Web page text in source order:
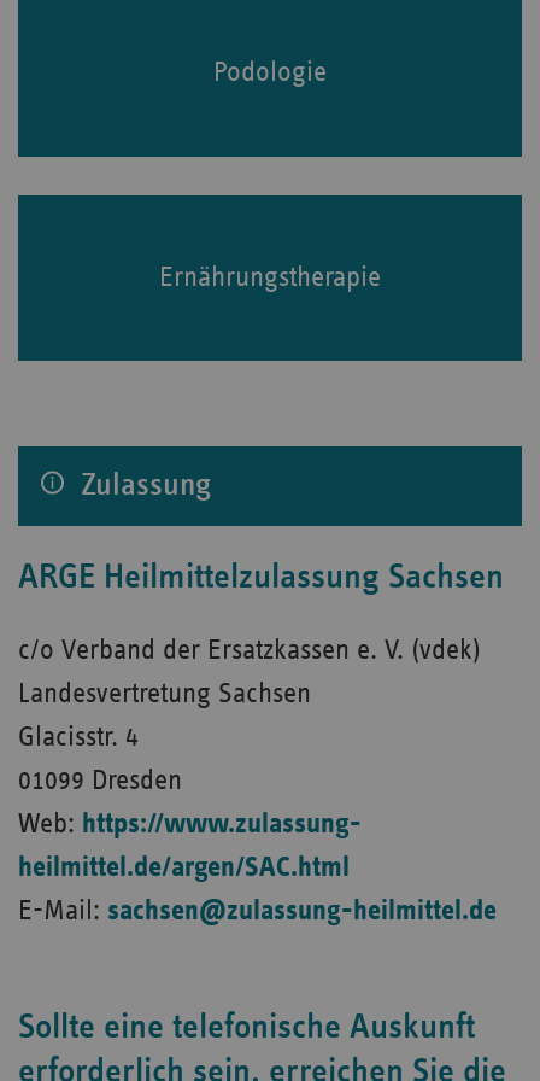
Podologie
Ernährungstherapie
Zulassung
ARGE Heilmittelzulassung Sachsen
c/o Verband der Ersatzkassen e. V. (vdek)
Landesvertretung Sachsen
Glacisstr. 4
01099 Dresden
Web: https://www.zulassung-
heilmittel.de/argen/SAC.html
E-Mail: sachsen@zulassung-heilmittel.de
Sollte eine telefonische Auskunft
erforderlich sein, erreichen Sie die